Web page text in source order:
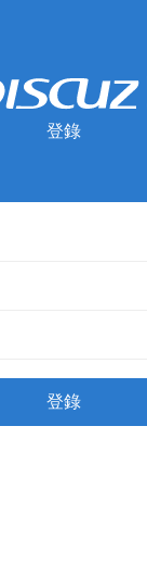
登錄
登錄